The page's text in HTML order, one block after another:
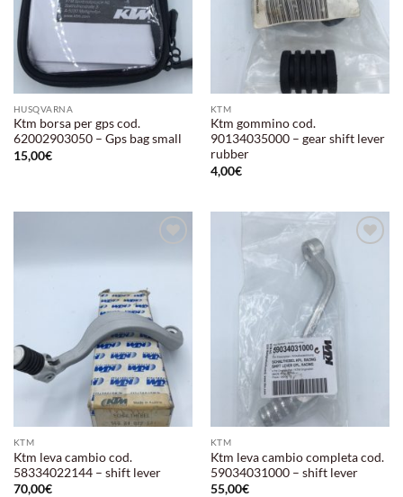
HUSQVARNA
Ktm borsa per gps cod.
62002903050 – Gps bag small
15,00€
KTM
Ktm gommino cod.
90134035000 – gear shift lever
rubber
4,00€
desideri
KTM
Ktm leva cambio cod.
58334022144 – shift lever
70,00€
KTM
Ktm leva cambio completa cod.
59034031000 – shift lever
55,00€